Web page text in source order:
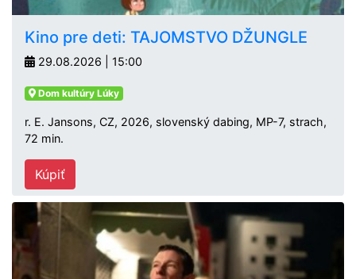
Kino pre deti: TAJOMSTVO DŽUNGLE
29.08.2026 | 15:00
Dom kultúry Lúky
r. E. Jansons, CZ, 2026, slovenský dabing, MP-7, strach,
72 min.
Kúpiť